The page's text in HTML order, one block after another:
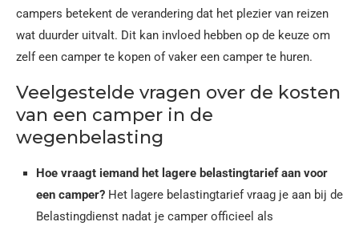
campers betekent de verandering dat het plezier van reizen
wat duurder uitvalt. Dit kan invloed hebben op de keuze om
zelf een camper te kopen of vaker een camper te huren.
Veelgestelde vragen over de kosten
van een camper in de
wegenbelasting
Hoe vraagt iemand het lagere belastingtarief aan voor
een camper? Het lagere belastingtarief vraag je aan bij de
Belastingdienst nadat je camper officieel als